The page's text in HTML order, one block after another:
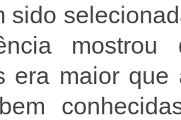
sido
era maior